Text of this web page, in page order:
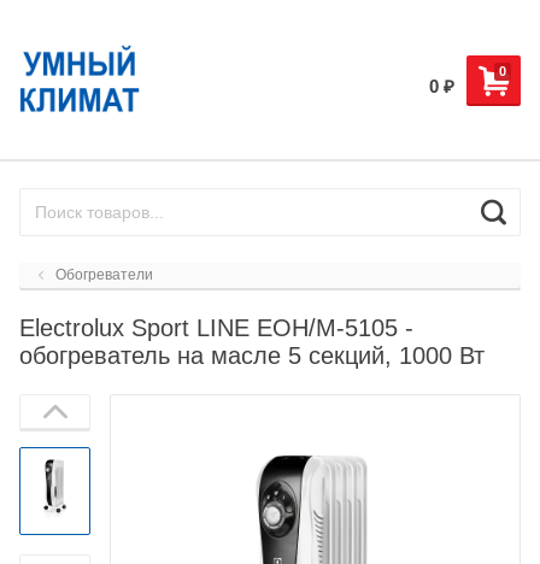
0
0 ₽
Обогреватели
Electrolux Sport LINE EOH/M-5105 -
обогреватель на масле 5 секций, 1000 Вт